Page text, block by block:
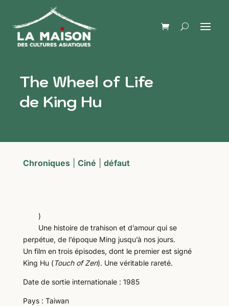
The Wheel of Life
de King Hu
Chroniques| Ciné défaut
)
Une histoire de trahison et d’amour qui se
perpétue, de l’époque Ming jusqu’à nos jours.
Un film en trois épisodes, dont le premier est signé
King Hu (Touch of Zen). Une véritable rareté.
Date de sortie internationale : 1985
Pays : Taiwan